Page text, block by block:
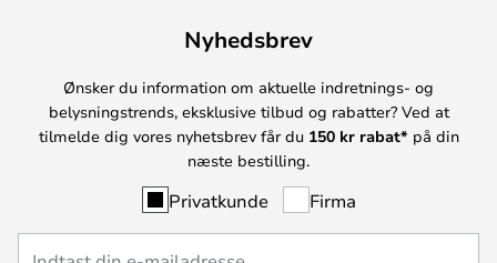
Nyhedsbrev
Ønsker du information om aktuelle indretnings- og
belysningstrends, eksklusive tilbud og rabatter? Ved at
tilmelde dig vores nyhetsbrev får du 150 kr rabat* på din
næste bestilling.
Privatkunde Firma